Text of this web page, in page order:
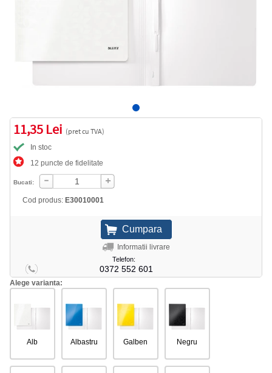
11,35 Lei (pret cu TVA)
In stoc
12 puncte de fidelitate
Bucati:
Cod produs: E30010001
Informatii livrare
Telefon:
0372 552 601
Alege varianta:
Alb Albastru Galben Negru